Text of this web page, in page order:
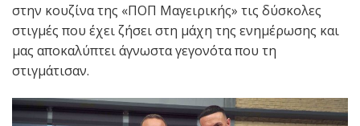
στην κουζίνα της «ΠΟΠ Μαγειρικής» τις δύσκολες
στιγμές που έχει ζήσει στη μάχη της ενημέρωσης και
μας αποκαλύπτει άγνωστα γεγονότα που τη
στιγμάτισαν.